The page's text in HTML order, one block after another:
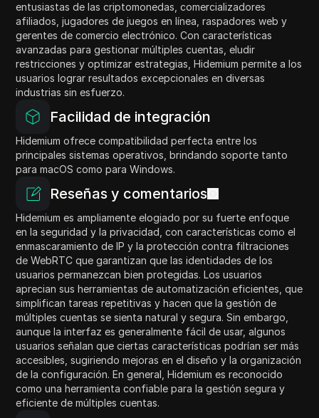
entusiastas de las criptomonedas, comercializadores
afiliados, jugadores de juegos en línea, raspadores web y
gerentes de comercio electrónico. Con características
avanzadas para gestionar múltiples cuentas, eludir
restricciones y optimizar estrategias, Hidemium permite a los
usuarios lograr resultados excepcionales en diversas
industrias sin esfuerzo.
Facilidad de integración
Hidemium ofrece compatibilidad perfecta entre los
principales sistemas operativos, brindando soporte tanto
para macOS como para Windows.
Reseñas y comentarios
Hidemium es ampliamente elogiado por su fuerte enfoque
en la seguridad y la privacidad, con características como el
enmascaramiento de IP y la protección contra filtraciones
de WebRTC que garantizan que las identidades de los
usuarios permanezcan bien protegidas. Los usuarios
aprecian sus herramientas de automatización eficientes, que
simplifican tareas repetitivas y hacen que la gestión de
múltiples cuentas se sienta natural y segura. Sin embargo,
aunque la interfaz es generalmente fácil de usar, algunos
usuarios señalan que ciertas características podrían ser más
accesibles, sugiriendo mejoras en el diseño y la organización
de la configuración. En general, Hidemium es reconocido
como una herramienta confiable para la gestión segura y
eficiente de múltiples cuentas.